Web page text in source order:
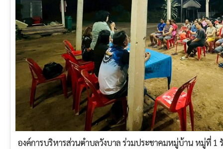
องค์การบริหารส่วนตำบลวังบาล ร่วมประชาคมหมู่บ้าน หมู่ที่ 1